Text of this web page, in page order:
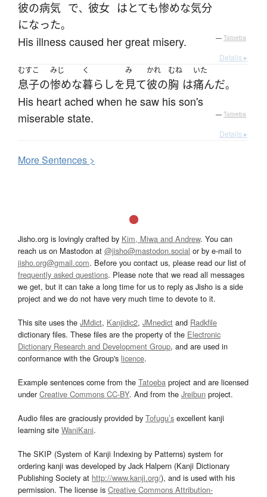
彼の病気 で、 彼女 はとても惨めな気分
になった。
His illness caused her great misery. — Tatoeba
Details ▸
むすこ
息子の
みじ
惨めな
く
暮らしを
み
見て
かれ
彼の
むね
胸 は
いた
痛んだ。
His heart ached when he saw his son's
miserable state.
— Tatoeba
Details ▸
MoreSentences >
Jisho.org is lovingly crafted by Kim, Miwa and Andrew. You can
reach us on Mastodon at @jisho@mastodon.social or by e-mail to
jisho.org@gmail.com. Before you contact us, please read our list of
frequently asked questions. Please note that we read all messages
we get, but it can take a long time for us to reply as Jisho is a side
project and we do not have very much time to devote to it.
This site uses the JMdict, Kanjidic2, JMnedict and Radkfile
dictionary files. These files are the property of the Electronic
Dictionary Research and Development Group, and are used in
conformance with the Group's licence.
Example sentences come from the Tatoeba project and are licensed
underCreative Commons CC-BY. And from the Jreibun project.
Audio files are graciously provided by Tofugu’s excellent kanji
learning site WaniKani.
The SKIP (System of Kanji Indexing by Patterns) system for
ordering kanji was developed by Jack Halpern (Kanji Dictionary
Publishing Society at http://www.kanji.org/), and is used with his
permission. The license is Creative Commons Attribution-